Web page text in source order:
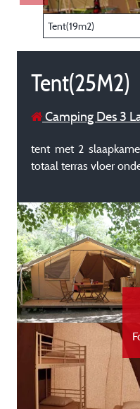
Tent(19m2)
Tent(25M2)
Camping Des 3
tent met 2
totaal terras vloer